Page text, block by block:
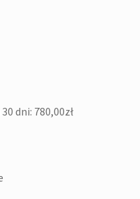
dni: 780,00zł